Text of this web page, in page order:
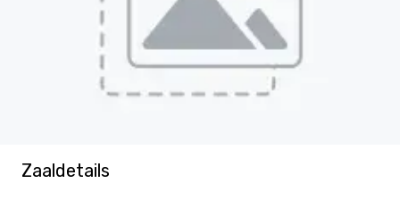
Zaaldetails